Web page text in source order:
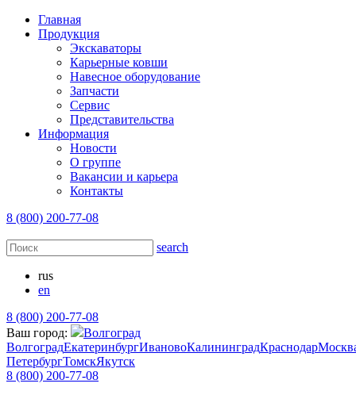
Главная
Продукция
Экскаваторы
Карьерные ковши
Навесное оборудование
Запчасти
Сервис
Представительства
Информация
Новости
О группе
Вакансии и карьера
Контакты
8 (800) 200-77-08
search
rus
en
8 (800) 200-77-08
Ваш город:
Волгоград
ВолгоградЕкатеринбургИвановоКалининградКраснодар
ПетербургТомскЯкутск
8 (800) 200-77-08